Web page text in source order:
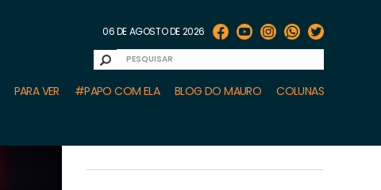
06 DE AGOSTO DE 2026
PARA VER #PAPO COM ELA BLOG DO MAURO COLUNAS